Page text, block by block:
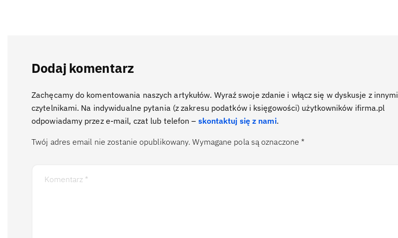
Dodaj komentarz
Zachęcamy do komentowania naszych artykułów. Wyraź swoje zdanie i włącz się w dyskusje z innymi
czytelnikami. Na indywidualne pytania (z zakresu podatków i księgowości) użytkowników ifirma.pl
odpowiadamy przez e-mail, czat lub telefon – skontaktuj się z nami.
Twój adres email nie zostanie opublikowany. Wymagane pola są oznaczone*